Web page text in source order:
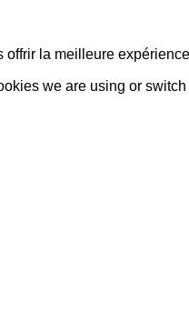
la meilleure
we are using or switch